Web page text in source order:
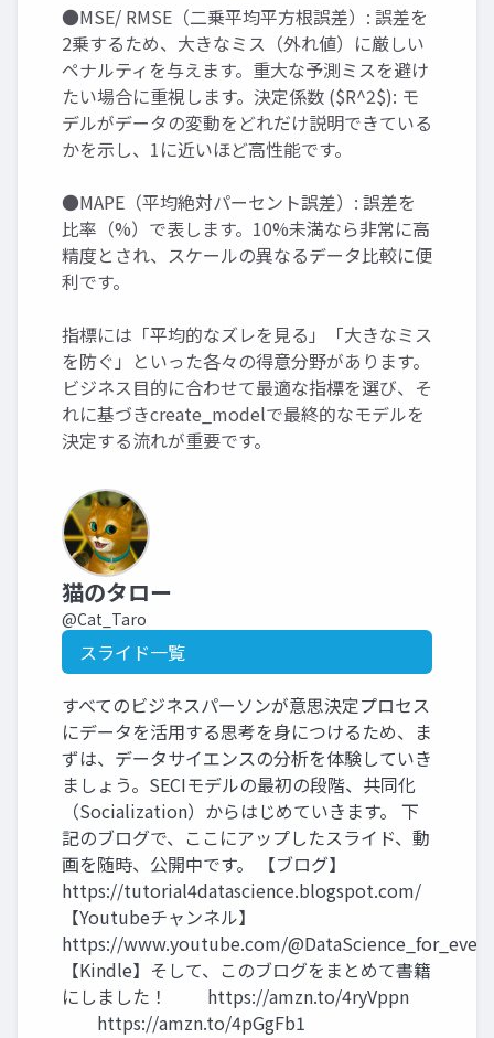
●MSE/ RMSE（二乗平均平方根誤差）: 誤差を
2乗するため、大きなミス（外れ値）に厳しい
ペナルティを与えます。重大な予測ミスを避け
たい場合に重視します。決定係数 ($R^2$): モ
デルがデータの変動をどれだけ説明できている
かを示し、1に近いほど高性能です。
●MAPE（平均絶対パーセント誤差）: 誤差を
比率（%）で表します。10%未満なら非常に高
精度とされ、スケールの異なるデータ比較に便
利です。
指標には「平均的なズレを見る」「大きなミス
を防ぐ」といった各々の得意分野があります。
ビジネス目的に合わせて最適な指標を選び、そ
れに基づきcreate_modelで最終的なモデルを
決定する流れが重要です。
猫のタロー
@Cat_Taro
スライド一覧
すべてのビジネスパーソンが意思決定プロセス
にデータを活用する思考を身につけるため、ま
ずは、データサイエンスの分析を体験していき
ましょう。SECIモデルの最初の段階、共同化
（Socialization）からはじめていきます。 下
記のブログで、ここにアップしたスライド、動
画を随時、公開中です。 【ブログ】
https://tutorial4datascience.blogspot.com/
【Youtubeチャンネル】
https://www.youtube.com/
【Kindle】そして、このブログをまとめて書籍
にしました！ https://amzn.to/4ryVppn
https://amzn.to/4pGgFb1